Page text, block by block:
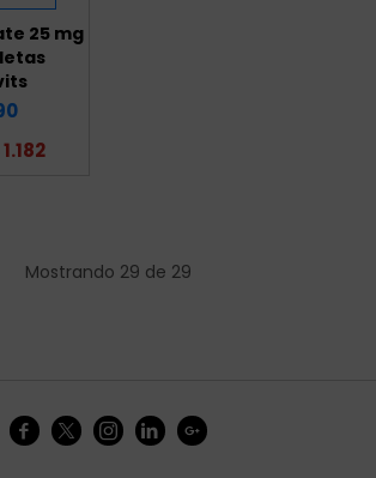
25 mg
1.182
Mostrando 29 de 29
    